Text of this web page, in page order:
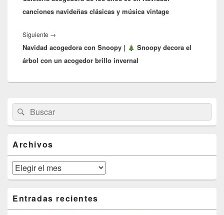
canciones navideñas clásicas y música vintage
Siguiente →
siguiente:
Navidad acogedora con Snoopy |
Snoopy decora el
árbol con un acogedor brillo invernal
área
de
widget
lateral
primaria
Buscar
por:
Buscar
Archivos
Archivos
Entradas recientes